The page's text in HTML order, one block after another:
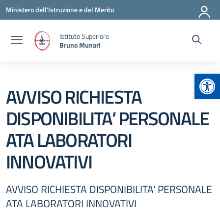
Vai ai contenuti
Vai al menu di navigazione
Vai al footer
Ministero dell'Istruzione e del Merito
Istituto Superiore
Bruno Munari
AVVISO RICHIESTA
DISPONIBILITA’ PERSONALE
ATA LABORATORI
INNOVATIVI
AVVISO RICHIESTA DISPONIBILITA' PERSONALE
ATA LABORATORI INNOVATIVI